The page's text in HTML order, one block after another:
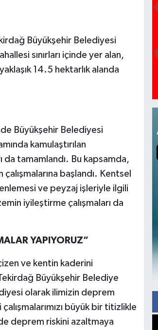
Büyükşehir Belediyesi
sınırları içinde yer alan,
14.5 hektarlık alanda
Büyükşehir Belediyesi
kamulaştırılan
da tamamlandı. Bu kapsamda,
başlandı. Kentsel
ve peyzaj işleriyle ilgili
iyileştirme çalışmaları da
YAPIYORUZ”
ve kentin kaderini
Büyükşehir Belediye
olarak ilimizin deprem
büyük bir titizlikle
deprem riskini azaltmaya